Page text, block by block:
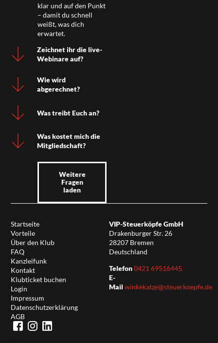
klar und auf den Punkt
– damit du schnell
weißt, was dich
erwartet.
Zeichnet ihr die live-
Webinare auf?
Wie wird
abgerechnet?
Was treibt Euch an?
Was kostet mich die
Mitgliedschaft?
Weitere
Fragen
laden
Startseite
Vorteile
Über den Klub
FAQ
Kanzleifunk
Kontakt
Klubticket buchen
Login
Impressum
Datenschutzerklärung
AGB
VIP-Steuerköpfe GmbH
Drakenburger Str. 26
28207 Bremen
Deutschland
Telefon0421 69516445
E-
Mail winkekatze@steuerkoepfe.de